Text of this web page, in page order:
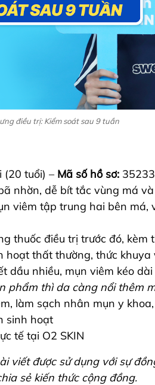
điều trị: Kiểm soát sau 9 tuần
(20 tuổi) – Mã số hồ sơ:
nhờn, dễ bít tắc vùng má
viêm tập trung hai bên má,
thuốc điều trị trước đó,
hoạt thất thường, thức khuya
dầu nhiều, mụn viêm kéo
phẩm thì da càng nổi thêm
làm sạch nhân mụn y
sinh hoạt
tế tại O2 SKIN
viết được sử dụng với sự
sẻ kiến thức cộng đồng.